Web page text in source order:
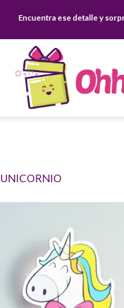
Encuentra ese detalle y
UNICORNIO